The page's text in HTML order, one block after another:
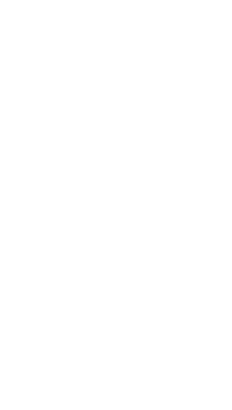
von Vieh
bewässern,
Auswirkungen auf
zutrifft, entscheidet